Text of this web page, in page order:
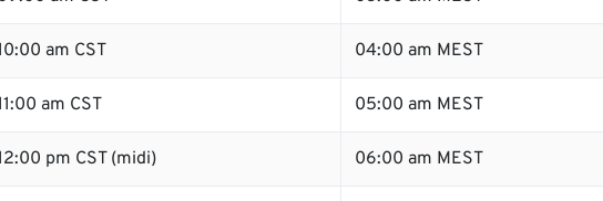
am CST 04:00 am MEST
am CST 05:00 am MEST
pm CST (midi) 06:00 am MEST